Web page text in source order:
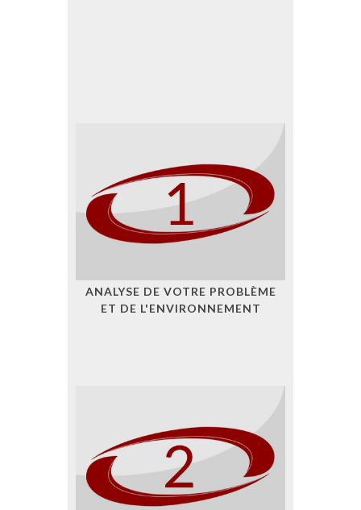
ANALYSE DE VOTRE PROBLÈME
ET DE L'ENVIRONNEMENT